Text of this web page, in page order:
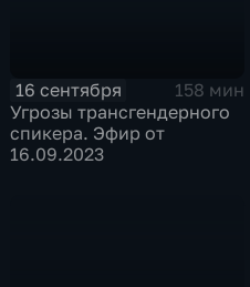
16 сентября
158 мин
Угрозы трансгендерного
спикера. Эфир от
16.09.2023